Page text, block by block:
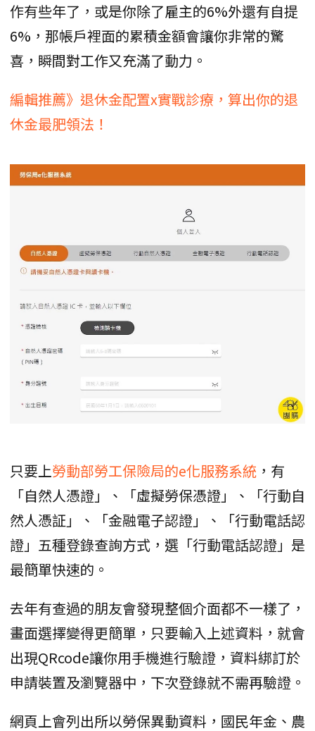
作有些年了，或是你除了雇主的6%外還有自提
6%，那帳戶裡面的累積金額會讓你非常的驚
喜，瞬間對工作又充滿了動力。
編輯推薦》退休金配置x實戰診療，算出你的退
休金最肥領法！
只要上勞動部勞工保險局的e化服務系統 ，有
「自然人憑證」、「虛擬勞保憑證」、「行動自
然人憑証」、「金融電子認證」、「行動電話認
證」五種登錄查詢方式，選「行動電話認證」是
最簡單快速的。
去年有查過的朋友會發現整個介面都不一樣了，
畫面選擇變得更簡單，只要輸入上述資料，就會
出現QRcode讓你用手機進行驗證，資料綁訂於
申請裝置及瀏覽器中，下次登錄就不需再驗證。
網頁上會列出所以勞保異動資料，國民年金、農